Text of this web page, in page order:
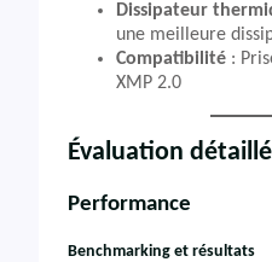
Dissipateur
une meilleure
Compatibilité :
XMP 2.0
Évaluation
Performance
Benchmarking et résultats